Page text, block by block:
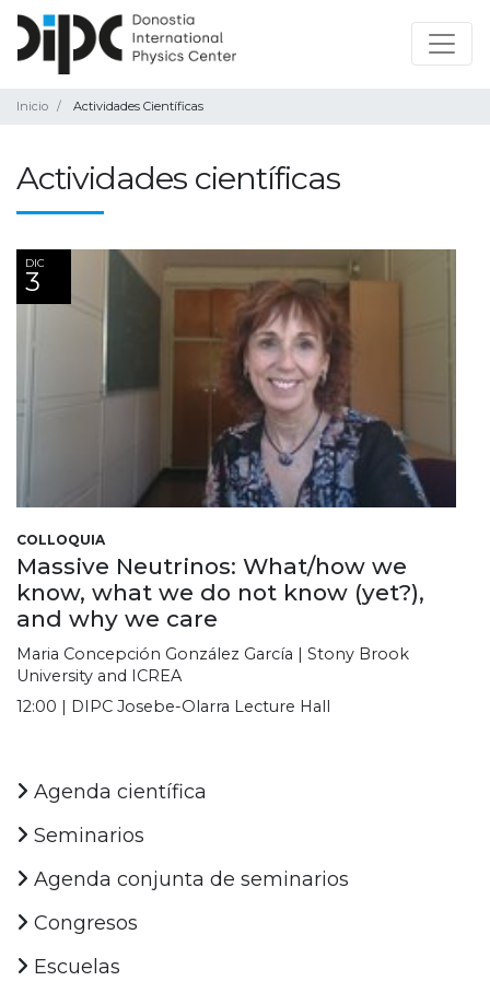
Inicio Actividades Científicas
Actividades científicas
DIC
3
COLLOQUIA
Massive Neutrinos: What/how we
know, what we do not know (yet?),
and why we care
Maria Concepción González García | Stony Brook
University and ICREA
12:00 | DIPC Josebe-Olarra Lecture Hall
Agenda científica
Seminarios
Agenda conjunta de seminarios
Congresos
Escuelas